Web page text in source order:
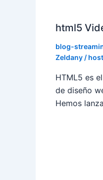
html5
blog-
Zeldany /
HTML5 es
de diseño
Hemos